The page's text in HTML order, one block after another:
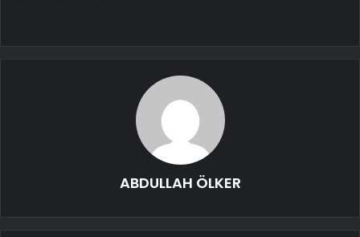
ABDULLAH ÖLKER